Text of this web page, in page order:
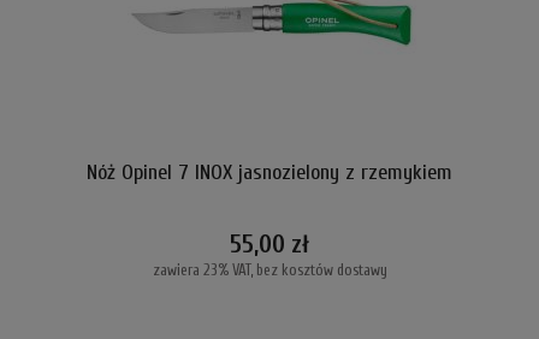
Nóż Opinel 7 INOX jasnozielony z rzemykiem
55,00 zł
zawiera 23% VAT, bez kosztów dostawy